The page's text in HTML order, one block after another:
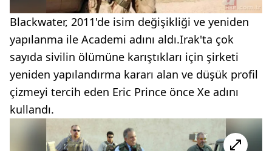
Blackwater, 2011'de isim değişikliği ve yeniden
yapılanma ile Academi adını aldı.Irak'ta çok
sayıda sivilin ölümüne karıştıkları için şirketi
yeniden yapılandırma kararı alan ve düşük profil
çizmeyi tercih eden Eric Prince önce Xe adını
kullandı.